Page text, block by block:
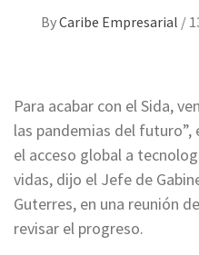
ByCaribe Empresarial /
Para acabar con el Sida,
las pandemias del
el acceso global a
vidas, dijo el Jefe de
Guterres, en una reunión
revisar el progreso.